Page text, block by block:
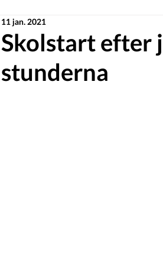
Skolstart efter
stunderna
11 jan. 2021